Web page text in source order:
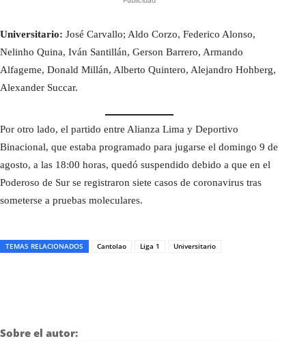
Universitario: José Carvallo; Aldo Corzo, Federico Alonso,
Nelinho Quina, Iván Santillán, Gerson Barrero, Armando
Alfageme, Donald Millán, Alberto Quintero, Alejandro Hohberg,
Alexander Succar.
Por otro lado, el partido entre Alianza Lima y Deportivo
Binacional, que estaba programado para jugarse el domingo 9 de
agosto, a las 18:00 horas, quedó suspendido debido a que en el
Poderoso de Sur se registraron siete casos de coronavirus tras
someterse a pruebas moleculares.
TEMAS RELACIONADOS Cantolao Liga 1 Universitario
Sobre el autor: